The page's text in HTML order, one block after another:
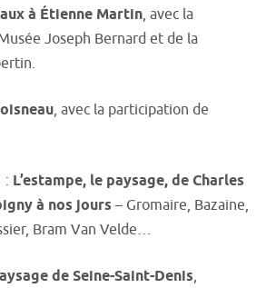
à Étienne Martin, avec la
Joseph Bernard et de la
, avec la participation de
: L’estampe, le paysage, de Charles
à nos jours – Gromaire, Bazaine,
Bram Van Velde…
de Seine-Saint-Denis,